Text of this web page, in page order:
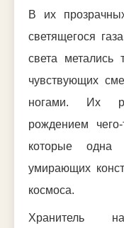
В их
светящегося
света метались
чувствующих
ногами. Их
рождением
которые одна
умирающих
космоса.
Хранитель